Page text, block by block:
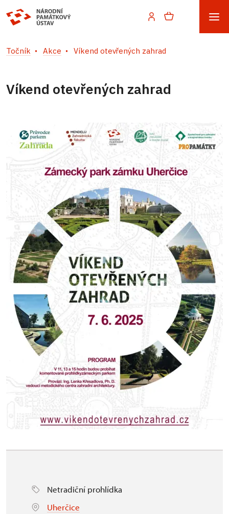
Točník Akce Víkend otevřených zahrad
Víkend otevřených zahrad
Netradiční prohlídka
Uherčice